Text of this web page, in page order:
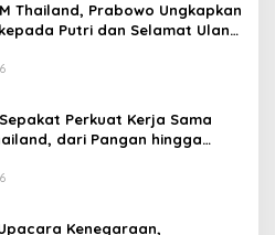
Thailand, Prabowo Ungkapkan
Putri dan Selamat Ulang
Thailand
Perkuat Kerja Sama
dari Pangan hingga
Kenegaraan,